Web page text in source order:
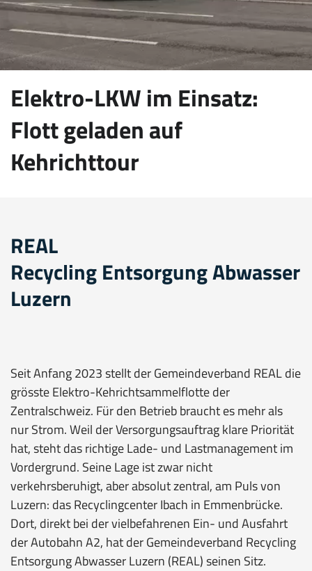
Elektro-LKW im Einsatz:
Flott geladen auf
Kehrichttour
REAL
Recycling Entsorgung Abwasser
Luzern
Seit Anfang 2023 stellt der Gemeindeverband REAL die
grösste Elektro-Kehrichtsammelflotte der
Zentralschweiz. Für den Betrieb braucht es mehr als
nur Strom. Weil der Versorgungsauftrag klare Priorität
hat, steht das richtige Lade- und Lastmanagement im
Vordergrund. Seine Lage ist zwar nicht
verkehrsberuhigt, aber absolut zentral, am Puls von
Luzern: das Recyclingcenter Ibach in Emmenbrücke.
Dort, direkt bei der vielbefahrenen Ein- und Ausfahrt
der Autobahn A2, hat der Gemeindeverband Recycling
Entsorgung Abwasser Luzern (REAL) seinen Sitz.